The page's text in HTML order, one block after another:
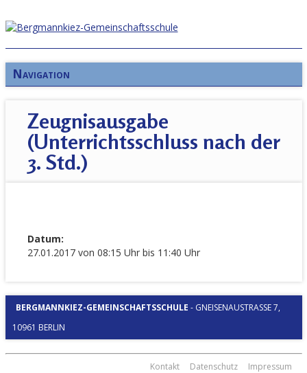
Navigation
Zeugnisausgabe
(Unterrichtsschluss nach der
3. Std.)
Datum:
27.01.2017 von 08:15 Uhr bis 11:40 Uhr
BERGMANNKIEZ-GEMEINSCHAFTSSCHULE - GNEISENAUSTRASSE 7, 1
0961 BERLIN
Kontakt Datenschutz Impressum